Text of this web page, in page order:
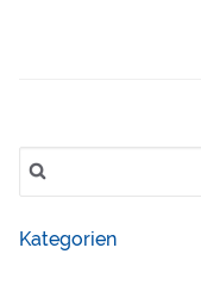
nach:
Kategorien